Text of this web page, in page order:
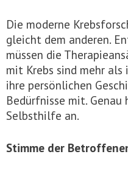
Die moderne
gleicht dem anderen.
müssen die
mit Krebs sind mehr als
ihre persönlichen
Bedürfnisse mit.
Selbsthilfe an.
Stimme der